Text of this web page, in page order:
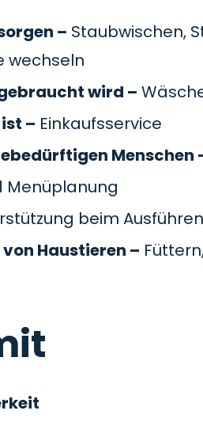
– Staubwischen,
wechseln
wird –
– Einkaufsservice
Menschen
Menüplanung
beim
Haustieren –